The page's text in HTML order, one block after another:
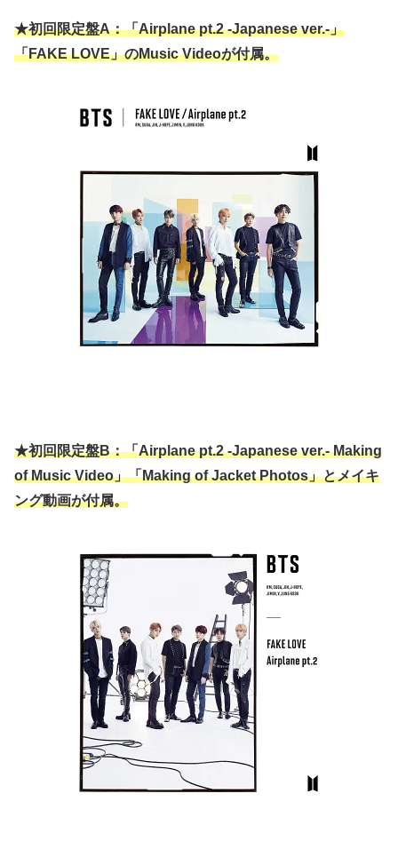
★初回限定盤A：「Airplane pt.2 -Japanese ver.-」
「FAKE LOVE」のMusic Videoが付属。
★初回限定盤B：「Airplane pt.2 -Japanese ver.- Making
of Music Video」「Making of Jacket Photos」とメイキ
ング動画が付属。